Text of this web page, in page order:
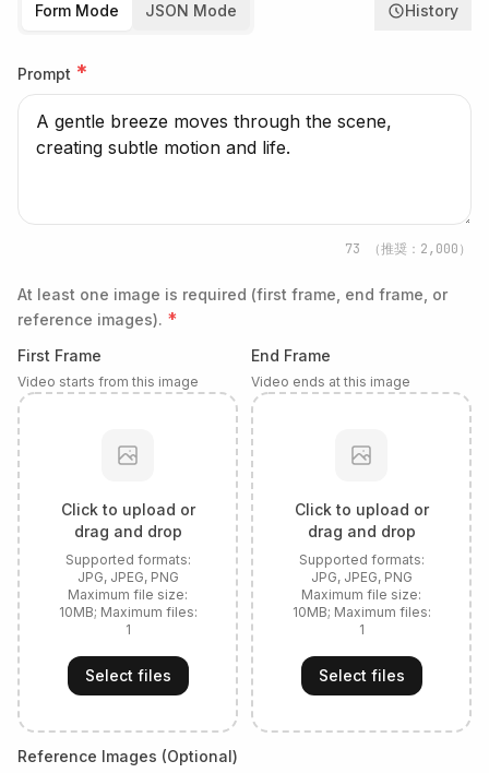
Form Mode JSON Mode History
Prompt *
73 （推奨：2,000）
At least one image is required (first frame, end frame, or
reference images). *
First Frame
Video starts from this image
Click to upload or
drag and drop
Supported formats:
JPG, JPEG, PNG
Maximum file size:
10MB; Maximum files:
1
Select files
End Frame
Video ends at this image
Click to upload or
drag and drop
Supported formats:
JPG, JPEG, PNG
Maximum file size:
10MB; Maximum files:
1
Select files
Reference Images (Optional)